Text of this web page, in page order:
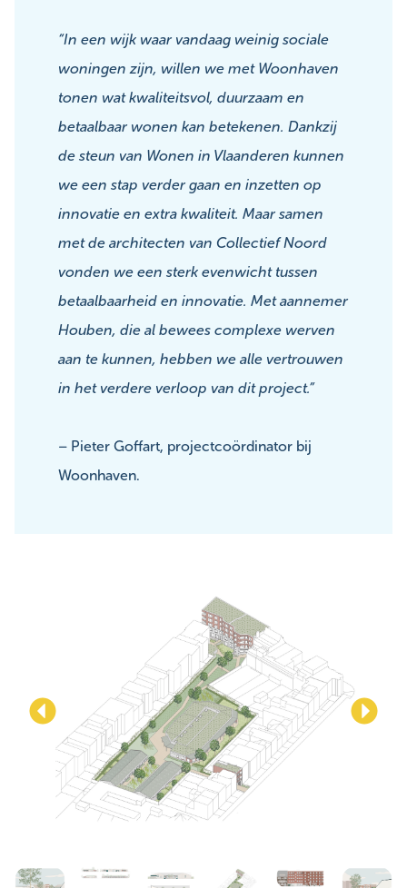
“In een wijk waar vandaag weinig sociale
woningen zijn, willen we met Woonhaven
tonen wat kwaliteitsvol, duurzaam en
betaalbaar wonen kan betekenen. Dankzij
de steun van Wonen in Vlaanderen kunnen
we een stap verder gaan en inzetten op
innovatie en extra kwaliteit. Maar samen
met de architecten van Collectief Noord
vonden we een sterk evenwicht tussen
betaalbaarheid en innovatie. Met aannemer
Houben, die al bewees complexe werven
aan te kunnen, hebben we alle vertrouwen
in het verdere verloop van dit project.”
– Pieter Goffart, projectcoördinator bij
Woonhaven.